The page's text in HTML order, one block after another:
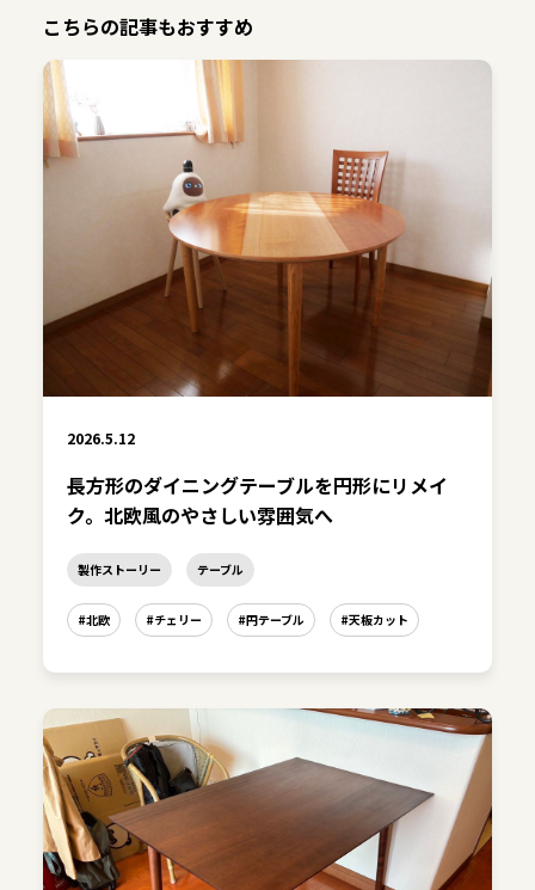
こちらの記事もおすすめ
2026.5.12
長方形のダイニングテーブルを円形にリメイ
ク。北欧風のやさしい雰囲気へ
製作ストーリー テーブル
#北欧 #チェリー #円テーブル #天板カット